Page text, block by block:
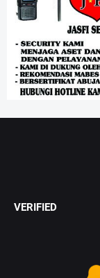
VERIFIED